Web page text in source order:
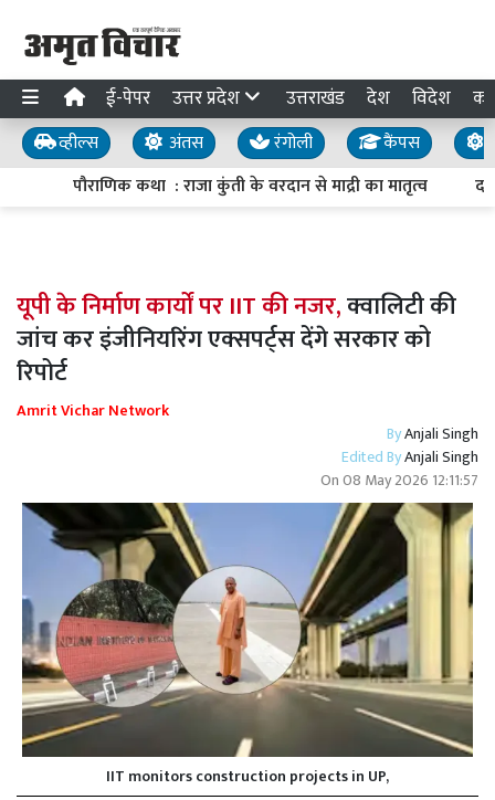
ई-पेपर उत्तर प्रदेश उत्तराखंड देश विदेश
व्हील्स अंतस रंगोली कैंपस
पौराणिक कथा : राजा कुंती के वरदान से माद्री का मातृत्व
यूपी के निर्माण कार्यों पर IIT की नजर,क्वालिटी की
जांच कर इंजीनियरिंग एक्सपर्ट्स देंगे सरकार को
रिपोर्ट
Amrit Vichar Network
ByAnjali Singh
Edited ByAnjali Singh
On08 May 2026 12:11:57
IIT monitors construction projects in UP,